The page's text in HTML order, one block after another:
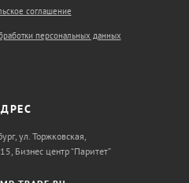
соглашение
персональных данных
ул. Торжковская,
Бизнес центр “Паритет”